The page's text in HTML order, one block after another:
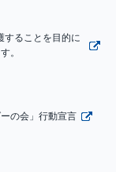
することを目的に
。
の会」行動宣言